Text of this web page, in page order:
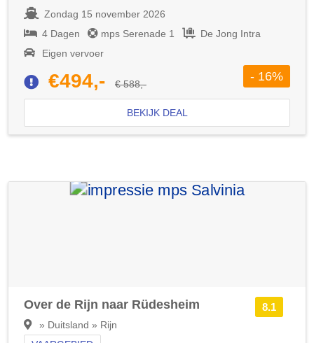
Zondag 15 november 2026
4 Dagen
mps Serenade 1
De Jong Intra
Eigen vervoer
€494,- € 588,-
- 16%
BEKIJK DEAL
8.1
Over de Rijn naar Rüdesheim
» Duitsland » Rijn